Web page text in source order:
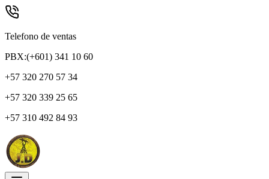
Telefono de ventas
PBX:(+601) 341 10 60
+57 320 270 57 34
+57 320 339 25 65
+57 310 492 84 93